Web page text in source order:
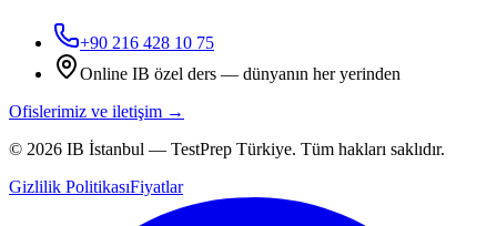
+90 216 428 10 75
Online IB özel ders — dünyanın her yerinden
Ofislerimiz ve iletişim →
© 2026 IB İstanbul — TestPrep Türkiye. Tüm hakları saklıdır.
Gizlilik PolitikasıFiyatlar